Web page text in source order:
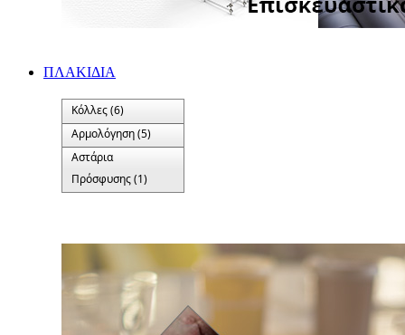
ΠΛΑΚΙΔΙA
Κόλλες (6)
Αρμολόγηση (5)
Αστάρια
Πρόσφυσης (1)